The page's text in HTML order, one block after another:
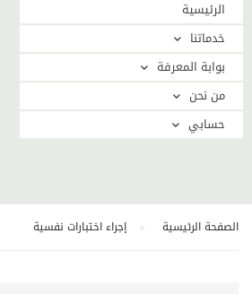
الرئيسية
خدماتنا
بوابة المعرفة
من نحن
حسابي
الصفحة الرئيسية إجراء اختبارات نفسية